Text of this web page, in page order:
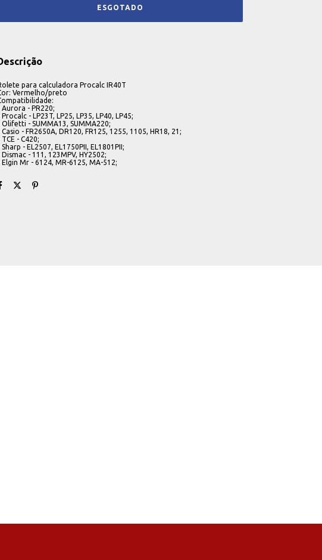
para calculadora Procalc IR40T
Vermelho/preto
Aurora - PR220;
Procalc - LP23T, LP25, LP35, LP40, LP45;
Olifetti - SUMMA13, SUMMA220;
Casio - FR2650A, DR120, FR125, 1255, 1105, HR18, 21;
TCE - C420;
Sharp - EL2507, EL1750PII, EL1801PII;
Dismac - 111, 123MPV, HY2502;
Elgin Mr - 6124, MR-6125, MA-512;